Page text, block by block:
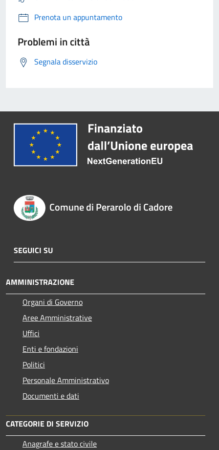
Prenota un appuntamento
Problemi in città
Segnala disservizio
Comune di Perarolo di Cadore
SEGUICI SU
AMMINISTRAZIONE
Organi di Governo
Aree Amministrative
Uffici
Enti e fondazioni
Politici
Personale Amministrativo
Documenti e dati
CATEGORIE DI SERVIZIO
Anagrafe e stato civile